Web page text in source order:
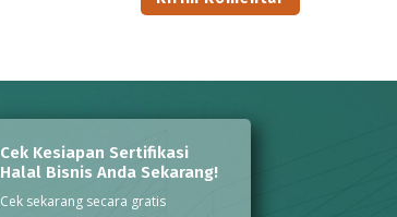
Cek Kesiapan Sertifikasi
Halal Bisnis Anda Sekarang!
Cek sekarang secara gratis